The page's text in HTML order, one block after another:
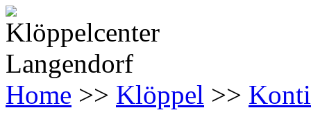
Home >> Klöppel >>